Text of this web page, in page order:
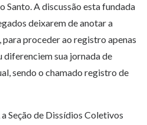
Santo. A discussão esta fundada
deixarem de anotar a
proceder ao registro apenas
diferenciem sua jornada de
sendo o chamado registro de
Seção de Dissídios Coletivos